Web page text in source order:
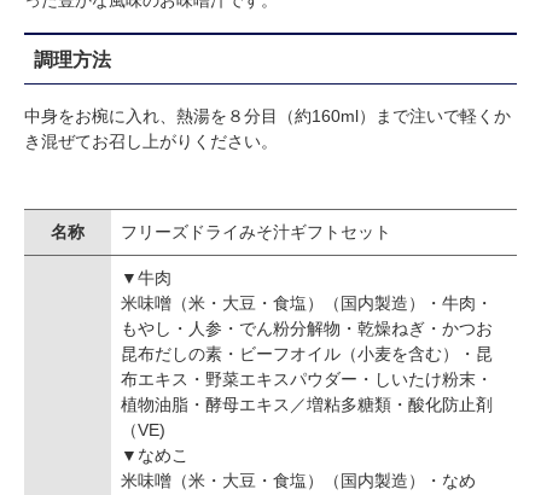
調理方法
中身をお椀に入れ、熱湯を８分目（約160ml）まで注いで軽くか
き混ぜてお召し上がりください。
名称 フリーズドライみそ汁ギフトセット
▼牛肉
米味噌（米・大豆・食塩）（国内製造）・牛肉・
もやし・人参・でん粉分解物・乾燥ねぎ・かつお
昆布だしの素・ビーフオイル（小麦を含む）・昆
布エキス・野菜エキスパウダー・しいたけ粉末・
植物油脂・酵母エキス／増粘多糖類・酸化防止剤
（VE)
▼なめこ
米味噌（米・大豆・食塩）（国内製造）・なめ